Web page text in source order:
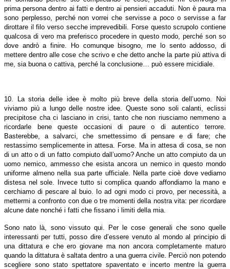
prima persona dentro ai fatti e dentro ai pensieri accaduti. Non è paura ma
sono perplesso, perché non vorrei che servisse a poco o servisse a far
dirottare il filo verso secche imprevedibili. Forse questo scrupolo contiene
qualcosa di vero ma preferisco procedere in questo modo, perché son so
dove andrò a finire. Ho comunque bisogno, me lo sento addosso, di
mettere dentro alle cose che scrivo e che detto anche la parte più attiva di
me, sia buona o cattiva, perché la conclusione… può essere micidiale.
10. La storia delle idee è molto più breve della storia dell’uomo. Noi
viviamo più a lungo delle nostre idee. Queste sono soli calanti, eclissi
precipitose cha ci lasciano in crisi, tanto che non riusciamo nemmeno a
ricordarle bene queste occasioni di paure o di autentico terrore.
Basterebbe, a salvarci, che smettessimo di pensare e di fare; che
restassimo semplicemente in attesa. Forse. Ma in attesa di cosa, se non
di un atto o di un fatto compiuto dall’uomo? Anche un atto compiuto da un
uomo nemico, ammesso che esista ancora un nemico in questo mondo
uniforme almeno nella sua parte ufficiale. Nella parte cioè dove vediamo
distesa nel sole. Invece tutto si complica quando affondiamo la mano e
cerchiamo di pescare al buio. Io ad ogni modo ci provo, per necessità, a
mettermi a confronto con due o tre momenti della nostra vita: per ricordare
alcune date nonché i fatti che fissano i limiti della mia.
Sono nato là, sono vissuto qui. Per le cose generali che sono quelle
interessanti per tutti, posso dire d’essere venuto al mondo al principio di
una dittatura e che ero giovane ma non ancora completamente maturo
quando la dittatura è saltata dentro a una guerra civile. Perciò non potendo
scegliere sono stato spettatore spaventato e incerto mentre la guerra